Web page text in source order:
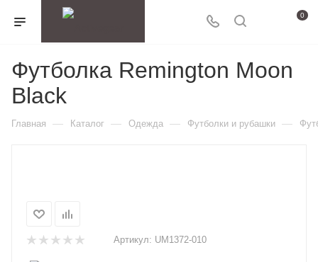
0
Футболка Remington Moon
Black
Главная — Каталог — Одежда — Футболки и рубашки —
Артикул: UM1372-010